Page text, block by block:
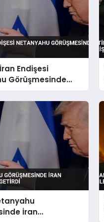
Endişesi
Görüşmesinde
İran